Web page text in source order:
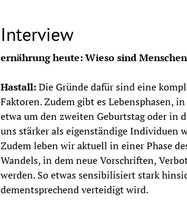
Interview
ernährung heute: Wieso sind
Hastall: Die Gründe dafür sind eine
Faktoren. Zudem gibt es Lebensphasen,
etwa um den zweiten Geburtstag oder in
uns stärker als eigenständige Individuen
Zudem leben wir aktuell in einer Phase
Wandels, in dem neue Vorschriften,
werden. So etwas sensibilisiert stark
dementsprechend verteidigt wird.